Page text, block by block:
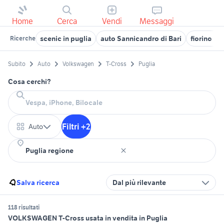
Home Cerca Vendi Messaggi
Ricerche scenic in puglia auto Sannicandro di Bari fiorino in
Subito Auto Volkswagen T-Cross Puglia
Cosa cerchi?
Auto Filtri +2
Salva ricerca Dal più rilevante
118 risultati
VOLKSWAGEN T-Cross usata in vendita in Puglia